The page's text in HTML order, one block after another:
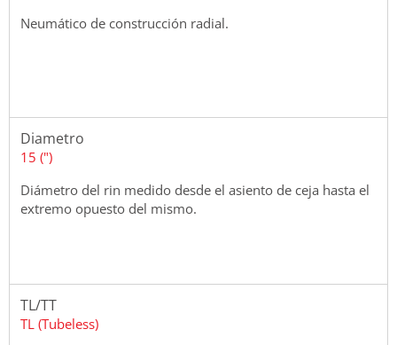
Neumático de construcción radial.
Diametro
15 (")
Diámetro del rin medido desde el asiento de ceja hasta el
extremo opuesto del mismo.
TL/TT
TL (Tubeless)